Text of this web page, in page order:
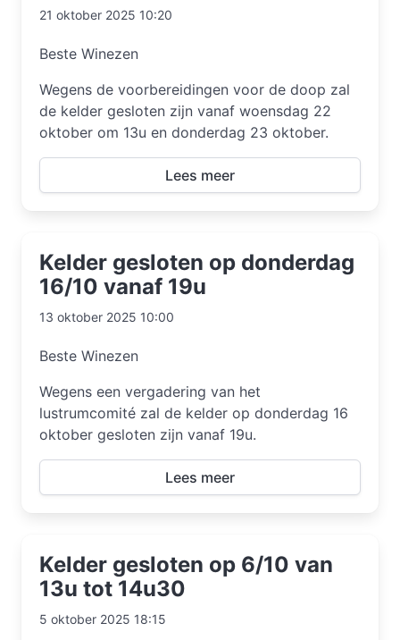
21 oktober 2025 10:20
Beste Winezen
Wegens de voorbereidingen voor de doop zal
de kelder gesloten zijn vanaf woensdag 22
oktober om 13u en donderdag 23 oktober.
Lees meer
Kelder gesloten op donderdag
16/10 vanaf 19u
13 oktober 2025 10:00
Beste Winezen
Wegens een vergadering van het
lustrumcomité zal de kelder op donderdag 16
oktober gesloten zijn vanaf 19u.
Lees meer
Kelder gesloten op 6/10 van
13u tot 14u30
5 oktober 2025 18:15